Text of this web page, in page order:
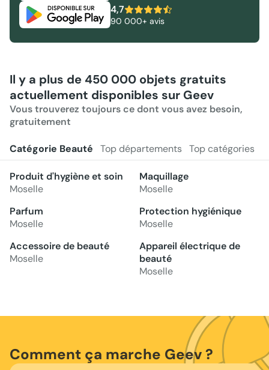
4,7
90 000+ avis
Il y a plus de 450 000 objets gratuits
actuellement disponibles sur Geev
Vous trouverez toujours ce dont vous avez besoin,
gratuitement
Catégorie Beauté Top départements Top catégories
Produit d'hygiène et soin
Moselle
Maquillage
Moselle
Parfum
Moselle
Protection hygiénique
Moselle
Accessoire de beauté
Moselle
Appareil électrique de
beauté
Moselle
Comment ça marche Geev ?